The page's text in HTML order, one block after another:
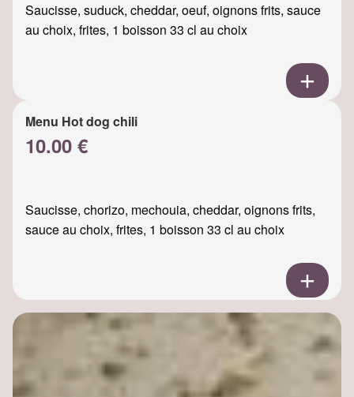
Saucisse, suduck, cheddar, oeuf, oignons frits, sauce
au choix, frites, 1 boisson 33 cl au choix
Menu Hot dog chili
10.00 €
Saucisse, chorizo, mechouia, cheddar, oignons frits,
sauce au choix, frites, 1 boisson 33 cl au choix